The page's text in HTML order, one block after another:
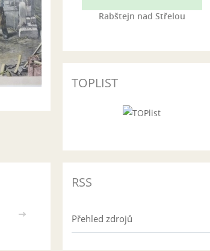
Rabštejn nad Střelou
TOPLIST
>>
RSS
Přehled zdrojů